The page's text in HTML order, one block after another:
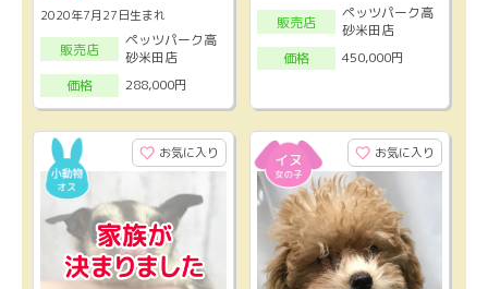
2020年7月27日生まれ
販売店
ペッツパーク高
砂米田店
価格
288,000円
販売店
ペッツパーク高
砂米田店
価格
450,000円
お気に入り お気に入り